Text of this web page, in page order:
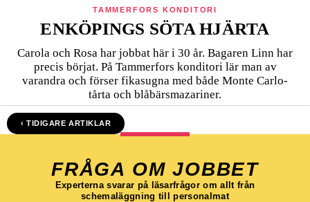
TAMMERFORS KONDITORI
ENKÖPINGS SÖTA HJÄRTA
Carola och Rosa har jobbat här i 30 år. Bagaren Linn har
precis börjat. På Tammerfors konditori lär man av
varandra och förser fikasugna med både Monte Carlo-
tårta och blåbärsmazariner.
‹ TIDIGARE ARTIKLAR
FRÅGA OM JOBBET
Experterna svarar på läsarfrågor om allt från
schemaläggning till personalmat